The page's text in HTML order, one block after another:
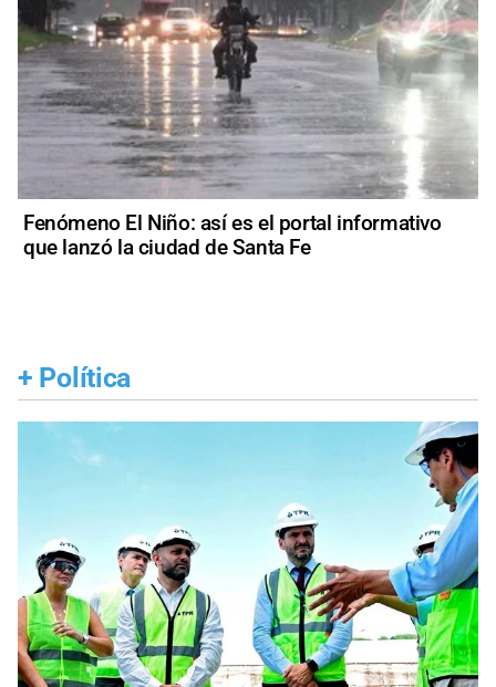
Fenómeno El Niño: así es el portal informativo
que lanzó la ciudad de Santa Fe
+ Política